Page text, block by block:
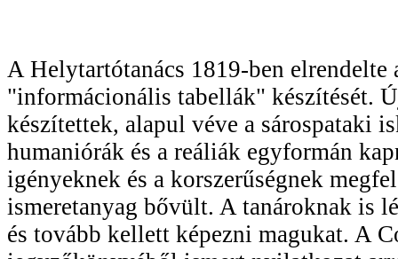
A Helytartótanács 1819-ben elrendelte
"informácionális tabellák" készítését.
készítettek, alapul véve a sárospataki
humaniórák és a reáliák egyformán
igényeknek és a korszerűségnek
ismeretanyag bővült. A tanároknak is
és tovább kellett képezni magukat. A